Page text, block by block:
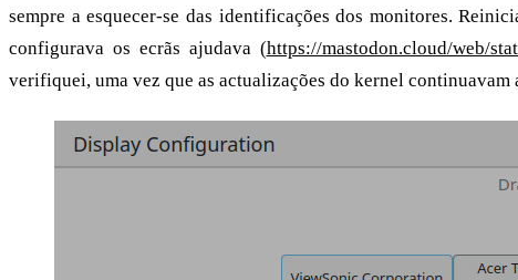
sempre a esquecer-se das identificações dos monitores.
configurava os ecrãs ajudava (https://mastodon.cloud/web/
verifiquei, uma vez que as actualizações do kernel continuavam